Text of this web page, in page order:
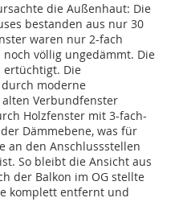
die Außenhaut: Die
bestanden aus nur 30
waren nur 2-fach
völlig ungedämmt. Die
ertüchtigt. Die
moderne
Verbundfenster
Holzfenster mit 3-fach-
Dämm­ebene, was für
an den Anschlussstellen
So bleibt die Ansicht aus
der Balkon im OG stellte
komplett entfernt und